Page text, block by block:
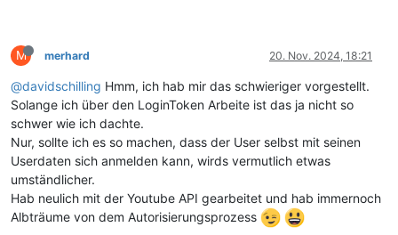
M merhard 20. Nov. 2024, 18:21
@davidschilling Hmm, ich hab mir das schwieriger vorgestellt.
Solange ich über den LoginToken Arbeite ist das ja nicht so
schwer wie ich dachte.
Nur, sollte ich es so machen, dass der User selbst mit seinen
Userdaten sich anmelden kann, wirds vermutlich etwas
umständlicher.
Hab neulich mit der Youtube API gearbeitet und hab immernoch
Albträume von dem Autorisierungsprozess